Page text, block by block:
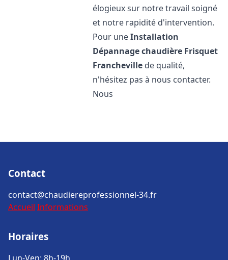
élogieux sur notre travail soigné
et notre rapidité d'intervention.
Pour uneInstallation
Dépannage chaudière Frisquet
Francheville de qualité,
n'hésitez pas à nous contacter.
Nous
Contact
contact@chaudiereprofessionnel-34.fr
Accueil Informations
Horaires